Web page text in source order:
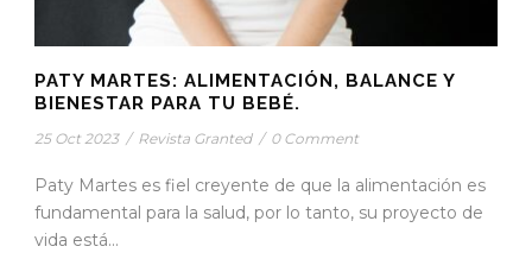
PATY MARTES: ALIMENTACIÓN, BALANCE Y
BIENESTAR PARA TU BEBÉ.
25 Oct 2023 / Revista Granted / 0 Comment
Paty Martes es fiel creyente de que la alimentación es
fundamental para la salud, por lo tanto, su proyecto de
vida está...